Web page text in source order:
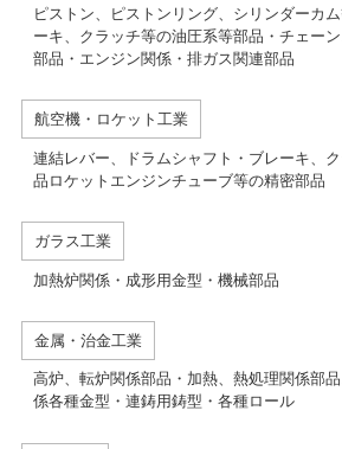
ピストン、ピストンリング、シリンダーカ
ーキ、クラッチ等の油圧系等部品・チェー
部品・エンジン関係・排ガス関連部品
航空機・ロケット工業
連結レバー、ドラムシャフト・ブレーキ、
品ロケットエンジンチューブ等の精密部品
ガラス工業
加熱炉関係・成形用金型・機械部品
金属・治金工業
高炉、転炉関係部品・加熱、熱処理関係部
係各種金型・連鋳用鋳型・各種ロール